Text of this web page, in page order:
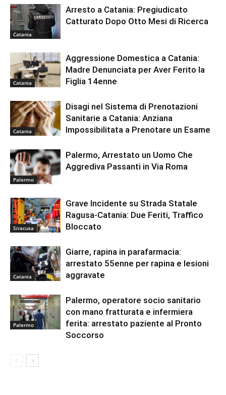
Catania
Arresto a Catania: Pregiudicato
Catturato Dopo Otto Mesi di Ricerca
Catania
Aggressione Domestica a Catania:
Madre Denunciata per Aver Ferito la
Figlia 14enne
Catania
Disagi nel Sistema di Prenotazioni
Sanitarie a Catania: Anziana
Impossibilitata a Prenotare un Esame
Palermo
Palermo, Arrestato un Uomo Che
Aggrediva Passanti in Via Roma
Siracusa
Grave Incidente su Strada Statale
Ragusa-Catania: Due Feriti, Traffico
Bloccato
Catania
Giarre, rapina in parafarmacia:
arrestato 55enne per rapina e lesioni
aggravate
Palermo
Palermo, operatore socio sanitario
con mano fratturata e infermiera
ferita: arrestato paziente al Pronto
Soccorso